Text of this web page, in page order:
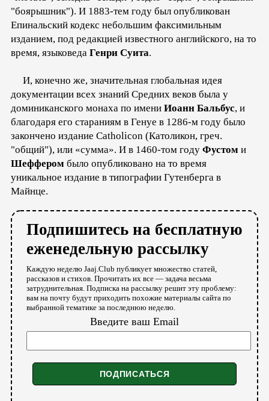
"боярышник"). И 1883-тем году был опубликован
Епинальский кодекс небольшим факсимильным
изданием, под редакцией известного английского, на то
время, языковеда Генри Суита.
И, конечно же, значительная глобальная идея
документации всех знаний Средних веков была у
доминиканского монаха по имени Иоанн Бальбус, и
благодаря его стараниям в Генуе в 1286-м году было
закончено издание Catholicon (Католикон, греч.
"общий"), или «сумма». И в 1460-том году Фустом и
Шеффером было опубликовано на то время
уникальное издание в типографии Гутенберга в
Майнце.
Подпишитесь на бесплатную
еженедельную рассылку
Каждую неделю Jaaj.Club публикует множество статей,
рассказов и стихов. Прочитать их все — задача весьма
затруднительная. Подписка на рассылку решит эту проблему:
вам на почту будут приходить похожие материалы сайта по
выбранной тематике за последнюю неделю.
Введите ваш Email